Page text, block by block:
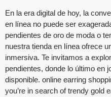
En la era digital de hoy, la
en línea no puede ser
pendientes de oro de moda o
nuestra tienda en línea ofrece
inmersiva. Te invitamos a
pendientes, donde lo último en
disponible. online earring
you’re in search oftrendy gold